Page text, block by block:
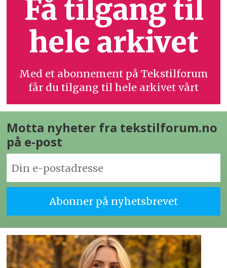
Få tilgang til
hele arkivet
Med et abonnement på Tekstilforum
får du tilgang til hele arkivet vårt
Motta nyheter fra tekstilforum.no
på e-post